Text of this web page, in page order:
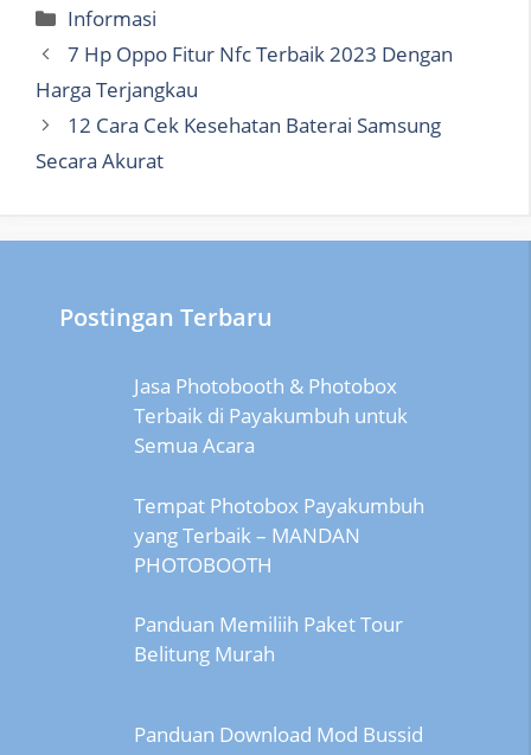
Categories
Informasi
7 Hp Oppo Fitur Nfc Terbaik 2023 Dengan
Harga Terjangkau
12 Cara Cek Kesehatan Baterai Samsung
Secara Akurat
Postingan Terbaru
Jasa Photobooth & Photobox
Terbaik di Payakumbuh untuk
Semua Acara
Tempat Photobox Payakumbuh
yang Terbaik – MANDAN
PHOTOBOOTH
Panduan Memiliih Paket Tour
Belitung Murah
Panduan Download Mod Bussid